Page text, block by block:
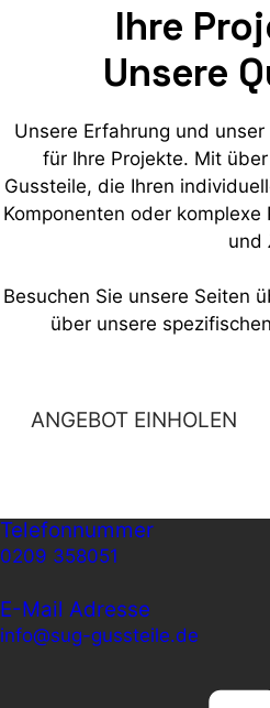
Ihre
Unsere
Unsere Erfahrung und
für Ihre Projekte. Mit über
Gussteile, die Ihren
Komponenten oder
und
Besuchen Sie unsere Seiten
über unsere
ANGEBOT EINHOLEN
Telefonnummer
0209 358051
E-Mail Adresse
info@sug-gussteile.de